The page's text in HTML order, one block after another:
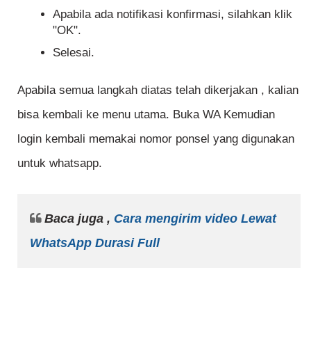
Apabila ada notifikasi konfirmasi, silahkan klik
"OK".
Selesai.
Apabila semua langkah diatas telah dikerjakan , kalian
bisa kembali ke menu utama. Buka WA Kemudian
login kembali memakai nomor ponsel yang digunakan
untuk whatsapp.
Baca juga , Cara mengirim video Lewat
WhatsApp Durasi Full